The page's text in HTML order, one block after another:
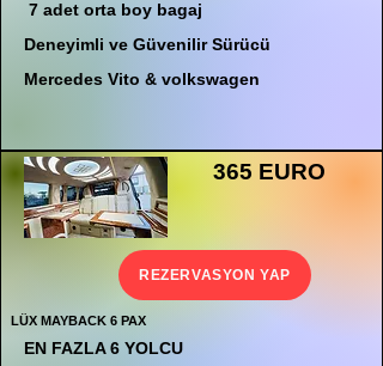
7 adet orta boy bagaj
Deneyimli ve Güvenilir Sürücü
Mercedes Vito & volkswagen
365 EURO
REZERVASYON YAP
LÜX MAYBACK 6 PAX
EN FAZLA 6 YOLCU